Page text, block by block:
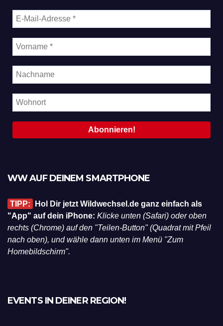
WW AUF DEINEM SMARTPHONE
TIPP:
Hol Dir jetzt Wildwechsel.de ganz einfach als
"App" auf dein iPhone: Klicke unten (Safari) oder oben
rechts (Chrome) auf den "Teilen-Button" (Quadrat mit Pfeil
nach oben), und wähle dann unten im Menü "Zum
Homebildschirm".
EVENTS IN DEINER REGION!